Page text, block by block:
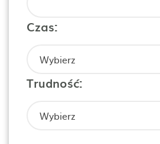
Czas:
Wybierz
Trudność:
Wybierz